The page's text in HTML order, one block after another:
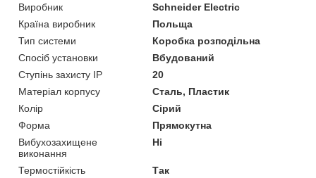
Виробник
Schneider Electric
Країна виробник
Польща
Тип системи
Коробка розподільна
Спосіб установки
Вбудований
Ступінь захисту IP
20
Матеріал корпусу
Сталь, Пластик
Колір
Сірий
Форма
Прямокутна
Вибухозахищене
виконання
Ні
Термостійкість
Так